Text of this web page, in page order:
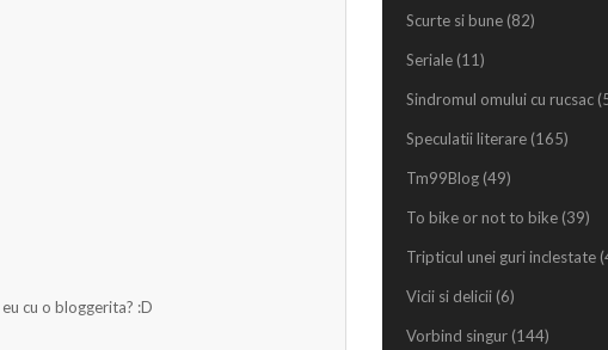
cu o bloggerita? :D
Scurte si bune (82)
Seriale (11)
Sindromul omului cu rucsac
Speculatii literare (165)
Tm99Blog (49)
To bike or not to bike (39)
Tripticul unei guri inclestate
Vicii si delicii (6)
Vorbind singur (144)